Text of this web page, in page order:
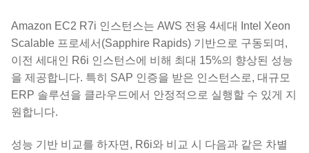
Amazon EC2 R7i 인스턴스는 AWS 전용 4세대 Intel Xeon
Scalable 프로세서(Sapphire Rapids) 기반으로 구동되며,
이전 세대인 R6i 인스턴스에 비해 최대 15%의 향상된 성능
을 제공합니다. 특히 SAP 인증을 받은 인스턴스로, 대규모
ERP 솔루션을 클라우드에서 안정적으로 실행할 수 있게 지
원합니다.
성능 기반 비교를 하자면, R6i와 비교 시 다음과 같은 차별